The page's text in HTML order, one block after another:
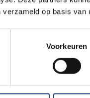
op basis van
Voorkeuren
uitsluiting van de
niet in